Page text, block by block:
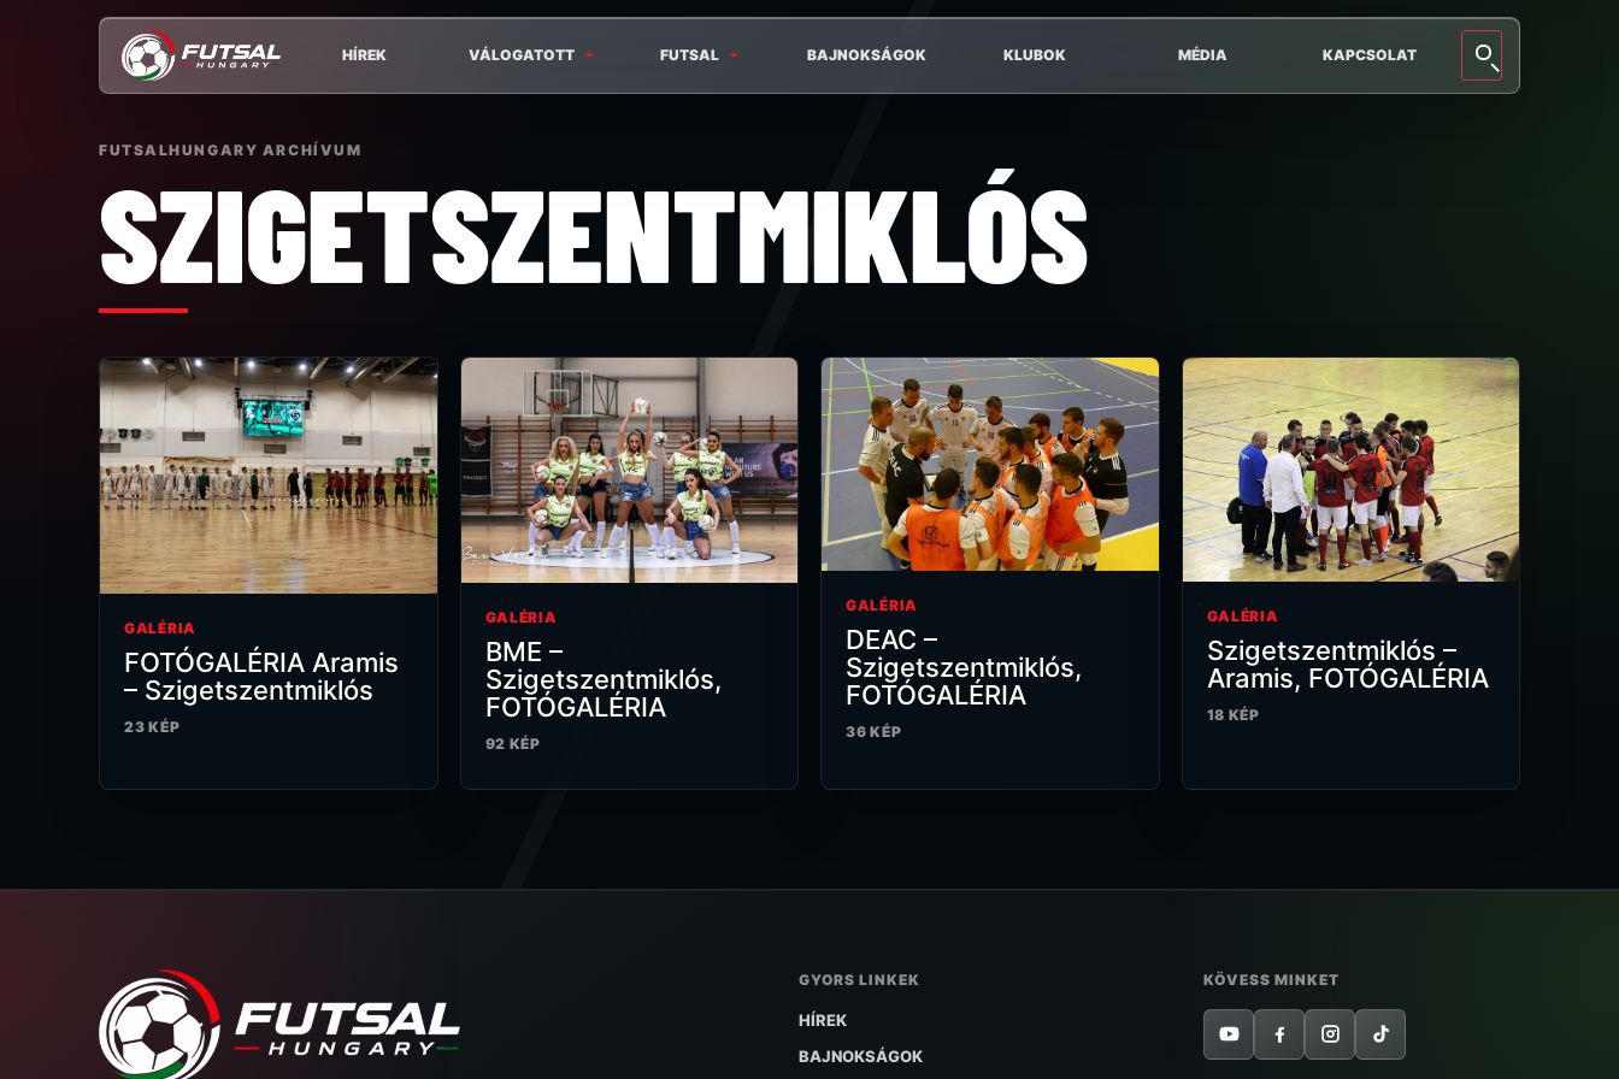
HÍREK VÁLOGATOTT FUTSAL BAJNOKSÁGOK KLUBOK MÉDIA KAPCSOLAT
FUTSALHUNGARY ARCHÍVUM
SZIGETSZENTMIKLÓS
GALÉRIA
FOTÓGALÉRIA Aramis
– Szigetszentmiklós
23 KÉP
GALÉRIA
BME –
Szigetszentmiklós,
FOTÓGALÉRIA
92 KÉP
GALÉRIA
DEAC –
Szigetszentmiklós,
FOTÓGALÉRIA
36 KÉP
GALÉRIA
Szigetszentmiklós –
Aramis, FOTÓGALÉRIA
18 KÉP
GYORS LINKEK
HÍREK
BAJNOKSÁGOK
KÖVESS MINKET